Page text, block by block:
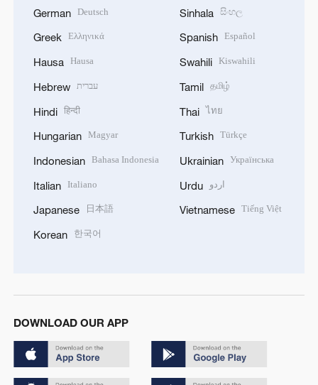
German Deutsch
Greek Ελληνικά
Hausa Hausa
Hebrew עברית
Hindi हिन्दी
Hungarian Magyar
Indonesian Bahasa Indonesia
Italian Italiano
Japanese 日本語
Korean 한국어
Sinhala සිංහල
Spanish Español
Swahili Kiswahili
Tamil தமிழ்
Thai ไทย
Turkish Türkçe
Ukrainian Українська
Urdu اردو
Vietnamese Tiếng Việt
DOWNLOAD OUR APP